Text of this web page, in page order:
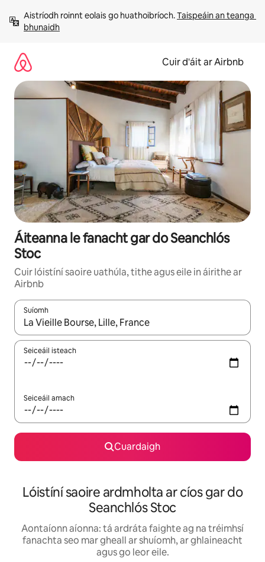
chuig
ábhar
Aistríodh roinnt eolais go huathoibríoch. Taispeáin an teanga
bhunaidh
Cuir d'áit ar Airbnb
Áiteanna le fanacht gar do Seanchlós
Stoc
Cuir lóistíní saoire uathúla, tithe agus eile in áirithe ar
Airbnb
Suíomh
Nuair a bheidh torthaí ar fáil, déan nascleanúint le
Seiceáil isteach
Seiceáil amach
Cuardaigh
Lóistíní saoire ardmholta ar cíos gar do
Seanchlós Stoc
Aontaíonn aíonna: tá ardráta faighte ag na tréimhsí
fanachta seo mar gheall ar shuíomh, ar ghlaineacht
agus go leor eile.